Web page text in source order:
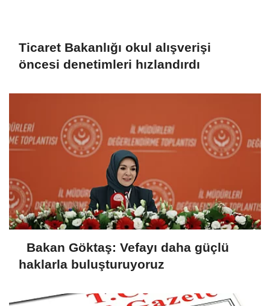
Ticaret Bakanlığı okul alışverişi
öncesi denetimleri hızlandırdı
Bakan Göktaş: Vefayı daha güçlü
haklarla buluşturuyoruz